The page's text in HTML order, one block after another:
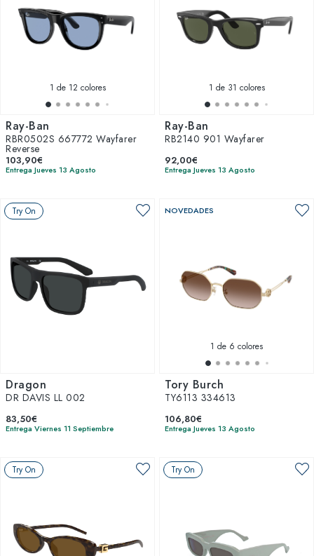
1 de 12 colores
Ray-Ban
RBR0502S 667772 Wayfarer
Reverse
103,90€
Entrega Jueves 13 Agosto
1 de 31 colores
Ray-Ban
RB2140 901 Wayfarer
92,00€
Entrega Jueves 13 Agosto
Try On
Dragon
DR DAVIS LL 002
83,50€
Entrega Viernes 11 Septiembre
NOVEDADES
1 de 6 colores
Tory Burch
TY6113 334613
106,80€
Entrega Jueves 13 Agosto
Try On Try On